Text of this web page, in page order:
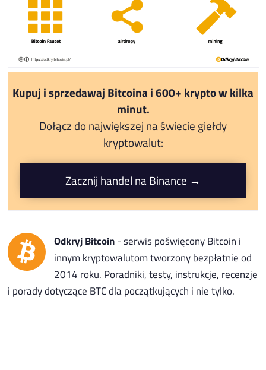
Kupuj i sprzedawaj Bitcoina i 600+ krypto w kilka
minut.
Dołącz do największej na świecie giełdy
kryptowalut:
Zacznij handel na Binance →
Odkryj Bitcoin- serwis poświęcony Bitcoin i
innym kryptowalutom tworzony bezpłatnie od
2014 roku. Poradniki, testy, instrukcje, recenzje
i porady dotyczące BTC dla początkujących i nie tylko.